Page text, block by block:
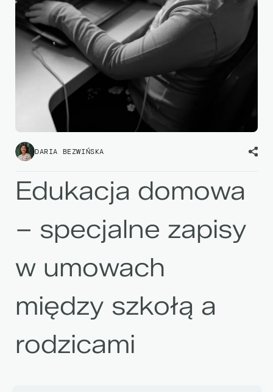
DARIA BEZWIŃSKA
Edukacja domowa
– specjalne zapisy
w umowach
między szkołą a
rodzicami